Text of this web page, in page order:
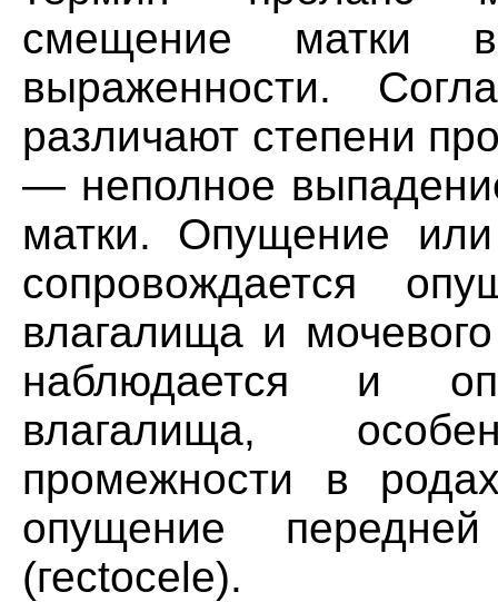
смещение матки
выраженности.
различают степени
— неполное
матки. Опущение
сопровождается
влагалища и
наблюдается и
влагалища,
промежности в
опущение
(гесtocele).